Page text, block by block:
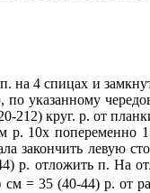
на 4 спицах и
указанному
круг. р. от
10х
закончить левую
р. отложить п. На
см = 35 (40-44)р. от